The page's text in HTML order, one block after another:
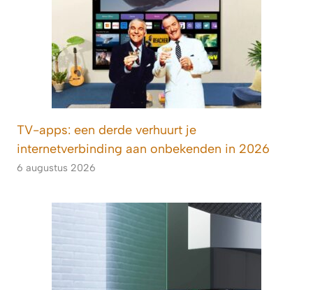
TV-apps: een derde verhuurt je
internetverbinding aan onbekenden in 2026
6 augustus 2026